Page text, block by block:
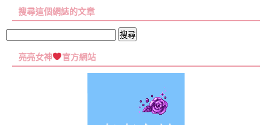
彙
搜尋這個網誌的文章
關
亮亮女神 官方網站